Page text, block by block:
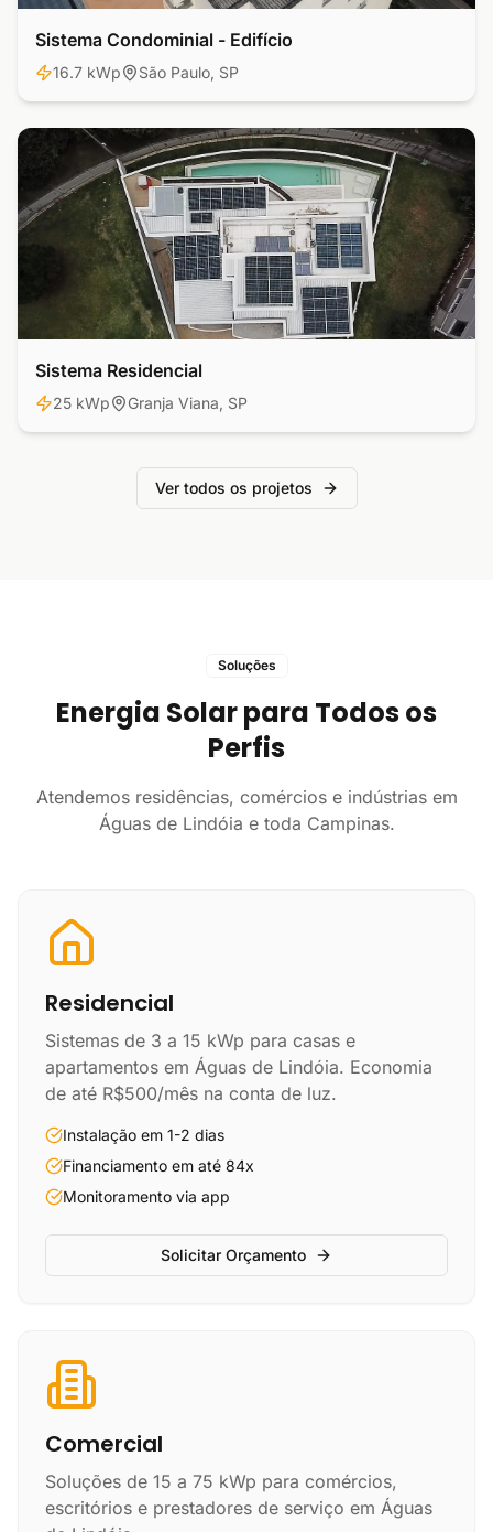
Comercial
Sistema Condominial - Edifício
16.7 kWp São Paulo, SP
Residencial
Sistema Residencial
25 kWp Granja Viana, SP
Ver todos os projetos
Soluções
Energia Solar para Todos os
Perfis
Atendemos residências, comércios e indústrias em
Águas de Lindóia e toda Campinas.
Residencial
Sistemas de 3 a 15 kWp para casas e
apartamentos em Águas de Lindóia. Economia
de até R$500/mês na conta de luz.
Instalação em 1-2 dias
Financiamento em até 84x
Monitoramento via app
Solicitar Orçamento
Comercial
Soluções de 15 a 75 kWp para comércios,
escritórios e prestadores de serviço em Águas